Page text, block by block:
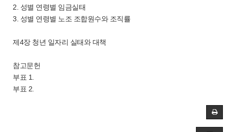
2. 성별 연령별 임금실태
3. 성별 연령별 노조 조합원수와 조직률
제4장 청년 일자리 실태와 대책
참고문헌
부표 1.
부표 2.